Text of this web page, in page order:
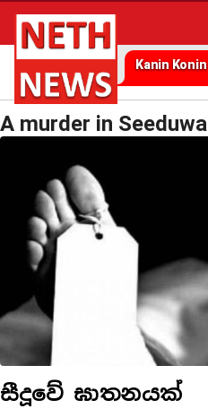
Kanin Konin
A murder in Seeduwa
සීදූවේ ඝාතනයක්